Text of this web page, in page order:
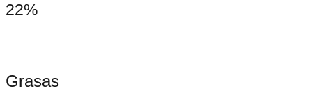
22%
Grasas